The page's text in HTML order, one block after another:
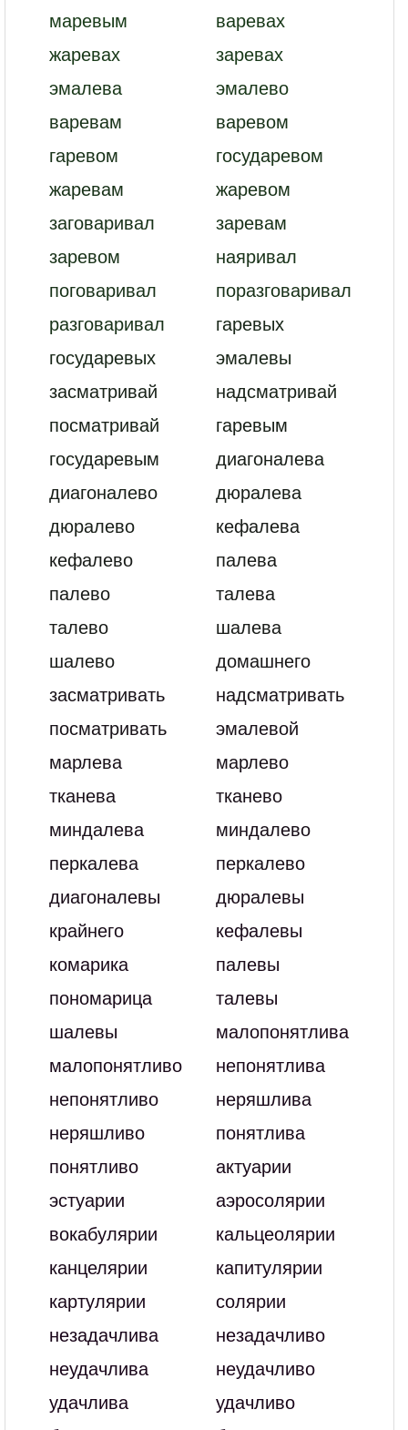
маревым
варевах
жаревах
заревах
эмалева
эмалево
варевам
варевом
гаревом
государевом
жаревам
жаревом
заговаривал
заревам
заревом
наяривал
поговаривал
поразговаривал
разговаривал
гаревых
государевых
эмалевы
засматривай
надсматривай
посматривай
гаревым
государевым
диагоналева
диагоналево
дюралева
дюралево
кефалева
кефалево
палева
палево
талева
талево
шалева
шалево
домашнего
засматривать
надсматривать
посматривать
эмалевой
марлева
марлево
тканева
тканево
миндалева
миндалево
перкалева
перкалево
диагоналевы
дюралевы
крайнего
кефалевы
комарика
палевы
пономарица
талевы
шалевы
малопонятлива
малопонятливо
непонятлива
непонятливо
неряшлива
неряшливо
понятлива
понятливо
актуарии
эстуарии
аэросолярии
вокабулярии
кальцеолярии
канцелярии
капитулярии
картулярии
солярии
незадачлива
незадачливо
неудачлива
неудачливо
удачлива
удачливо